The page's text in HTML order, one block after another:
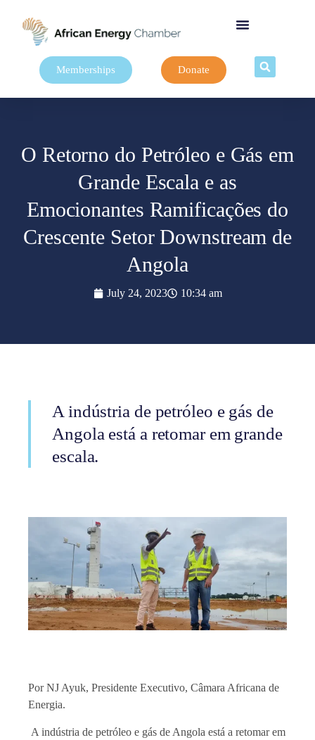
Memberships Donate
O Retorno do Petróleo e Gás em
Grande Escala e as
Emocionantes Ramificações do
Crescente Setor Downstream de
Angola
July 24, 2023 10:34 am
A indústria de petróleo e gás de
Angola está a retomar em grande
escala.
Por NJ Ayuk, Presidente Executivo, Câmara Africana de
Energia.
A indústria de petróleo e gás de Angola está a retomar em